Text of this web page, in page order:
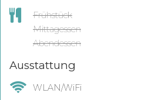
Frühstück
Mittagessen
Abendessen
Ausstattung
WLAN/WiFi